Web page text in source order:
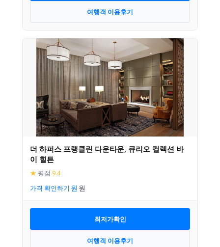
여행객 이용후기
더 하퍼스 프랭클린 다운타운, 큐리오 컬렉션 바
이 힐튼
★ 평점 9.4
가격 확인하기
최저가확인
여행객 이용후기